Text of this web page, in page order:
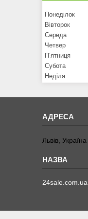
Понеділок
Вівторок
Середа
Четвер
Пʼятниця
Субота
Неділя
Львів, Україна
24sale.com.ua